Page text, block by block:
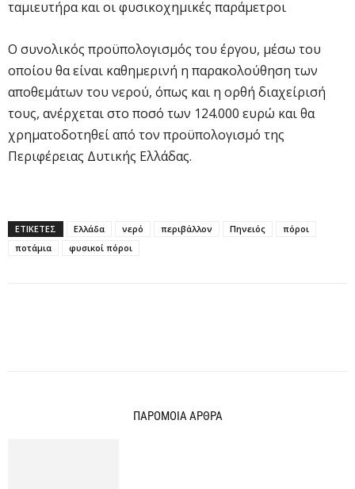
ταμιευτήρα και οι φυσικοχημικές παράμετροι
Ο συνολικός προϋπολογισμός του έργου, μέσω του
οποίου θα είναι καθημερινή η παρακολούθηση των
αποθεμάτων του νερού, όπως και η ορθή διαχείρισή
τους, ανέρχεται στο ποσό των 124.000 ευρώ και θα
χρηματοδοτηθεί από τον προϋπολογισμό της
Περιφέρειας Δυτικής Ελλάδας.
ΕΤΙΚΕΤΕΣ Ελλάδα νερό περιβάλλον Πηνειός
πόροι
ποτάμια
φυσικοί πόροι
ΠΑΡΟΜΟΙΑ ΑΡΘΡΑ